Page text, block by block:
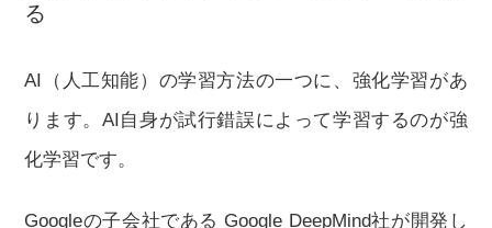
る
AI（人工知能）の学習方法の一つに、強化学習があ
ります。AI自身が試行錯誤によって学習するのが強
化学習です。
Googleの子会社である Google DeepMind社が開発し